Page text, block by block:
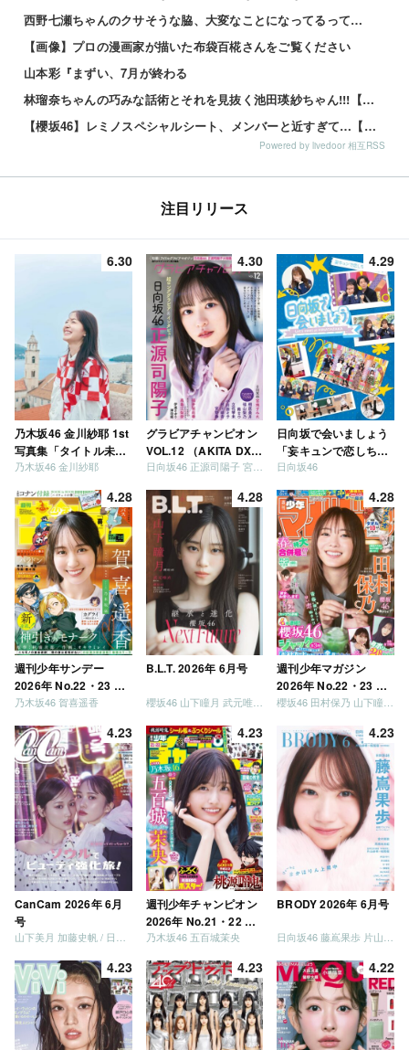
西野七瀬ちゃんのクサそうな脇、大変なことになってるって…
【画像】プロの漫画家が描いた布袋百椛さんをご覧ください
山本彩『まずい、7月が終わる
林瑠奈ちゃんの巧みな話術とそれを見抜く池田瑛紗ちゃん!!!【乃木坂46】
【櫻坂46】レミノスペシャルシート、メンバーと近すぎて…【全国ツアー2026】
Powered by livedoor 相互RSS
注目リリース
6.30
乃木坂46 金川紗耶 1st
写真集「タイトル未
定」
乃木坂46 金川紗耶
4.30
グラビアチャンピオン
VOL.12 （AKITA DXシ
リーズ）
日向坂46 正源司陽子 宮地すみれ
4.29
日向坂で会いましょう
「妄キュンで恋しちゃ
いましょう」「どっち
う」「ご褒美でロケし
ましょう」「フレンド
リーになりましょう」
「笑って卒業を祝いま
しょう」 [Blu-ray]
日向坂46
4.28
週刊少年サンデー
2026年 No.22・23 合
併号
乃木坂46 賀喜遥香
4.28
B.L.T. 2026年 6月号
櫻坂46 山下瞳月 武元唯衣 / 乃木坂46 海邉朱莉
4.28
週刊少年マガジン
2026年 No.22・23 合
併号
4.23
CanCam 2026年 6月
号
山下美月 加藤史帆 / 日向坂46 大野愛実
4.23
週刊少年チャンピオン
2026年 No.21・22 合
併号
乃木坂46 五百城茉央
4.23
BRODY 2026年 6月号
日向坂46 藤嶌果歩 片山紗希 松尾桜 金村美玖 髙橋未来虹
4.23 4.23 4.22